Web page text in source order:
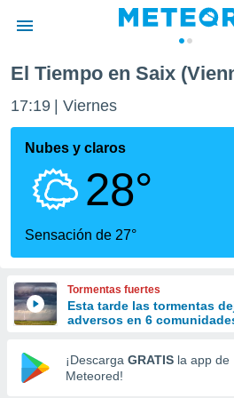
de
por
que se
calidad.
a este
las
y
forma
digital
basada
El Tiempo en Saix
17:19 Viernes
Nubes y claros
28°
Sensación de 27°
Tormentas fuertes
Esta tarde las tormentas
adversos en 6
¡Descarga GRATIS la app de
Meteored!